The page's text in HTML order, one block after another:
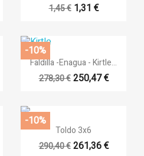
1,45 € 1,31 €
 Vista rápida
Faldilla -Enagua - Kirtle...
278,30 € 250,47 €
-10%
 Vista rápida
Toldo 3x6
290,40 € 261,36 €
-10%